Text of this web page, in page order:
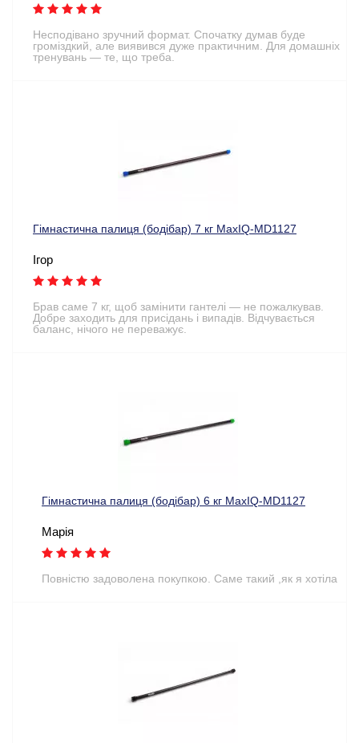
Несподівано зручний формат. Спочатку думав буде
громіздкий, але виявився дуже практичним. Для домашніх
тренувань — те, що треба.
Гімнастична палиця (бодібар) 7 кг MaxIQ-MD1127
Ігор
Брав саме 7 кг, щоб замінити гантелі — не пожалкував.
Добре заходить для присідань і випадів. Відчувається
баланс, нічого не переважує.
Гімнастична палиця (бодібар) 6 кг MaxIQ-MD1127
Марія
Повністю задоволена покупкою. Саме такий ,як я хотіла